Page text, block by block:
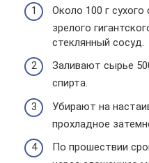
Около 100 г
зрелого
стеклянный сосуд.
Заливают сырье
спирта.
Убирают на
прохладное
По прошествии